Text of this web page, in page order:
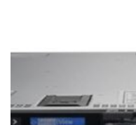
la